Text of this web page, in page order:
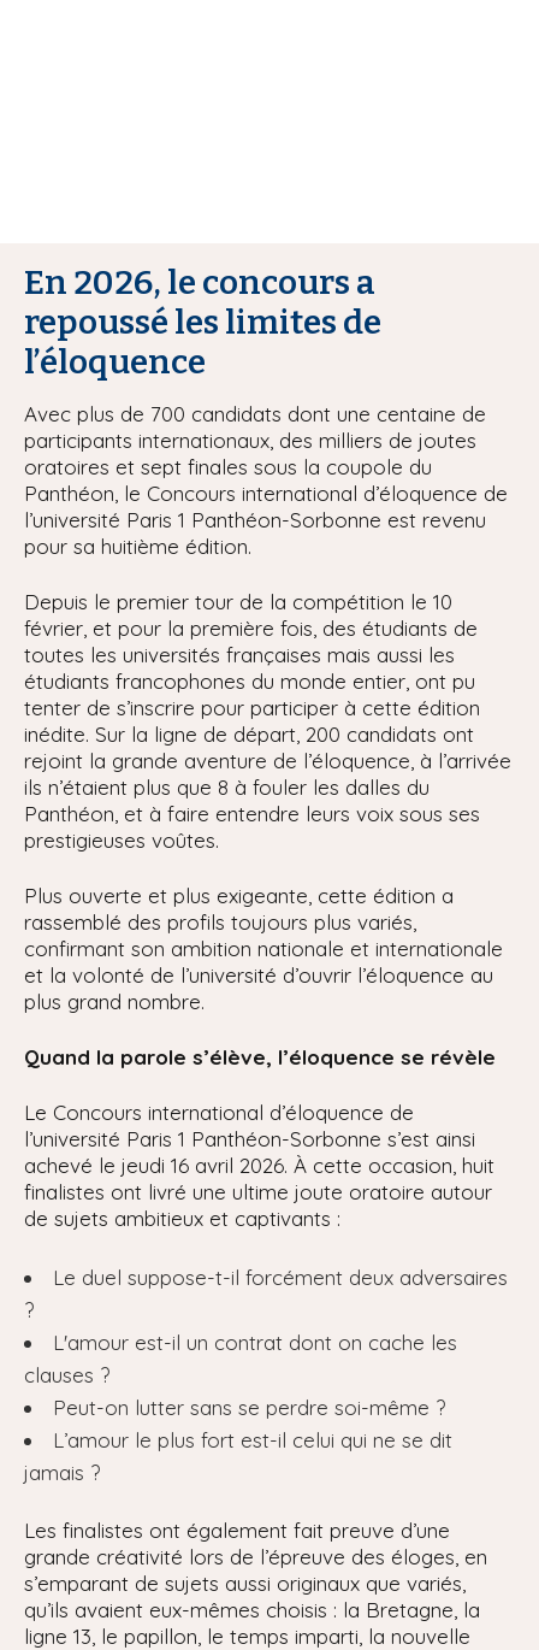
En 2026, le concours a
repoussé les limites de
l’éloquence
Avec plus de 700 candidats dont une centaine de
participants internationaux, des milliers de joutes
oratoires et sept finales sous la coupole du
Panthéon, le Concours international d’éloquence de
l’université Paris 1 Panthéon-Sorbonne est revenu
pour sa huitième édition.
Depuis le premier tour de la compétition le 10
février, et pour la première fois, des étudiants de
toutes les universités françaises mais aussi les
étudiants francophones du monde entier, ont pu
tenter de s’inscrire pour participer à cette édition
inédite. Sur la ligne de départ, 200 candidats ont
rejoint la grande aventure de l’éloquence, à l’arrivée
ils n’étaient plus que 8 à fouler les dalles du
Panthéon, et à faire entendre leurs voix sous ses
prestigieuses voûtes.
Plus ouverte et plus exigeante, cette édition a
rassemblé des profils toujours plus variés,
confirmant son ambition nationale et internationale
et la volonté de l’université d’ouvrir l’éloquence au
plus grand nombre.
Quand la parole s’élève, l’éloquence se révèle
Le Concours international d’éloquence de
l’université Paris 1 Panthéon-Sorbonne s’est ainsi
achevé le jeudi 16 avril 2026. À cette occasion, huit
finalistes ont livré une ultime joute oratoire autour
de sujets ambitieux et captivants :
Le duel suppose-t-il forcément deux adversaires
?
L'amour est-il un contrat dont on cache les
clauses ?
Peut-on lutter sans se perdre soi-même ?
L’amour le plus fort est-il celui qui ne se dit
jamais ?
Les finalistes ont également fait preuve d’une
grande créativité lors de l’épreuve des éloges, en
s’emparant de sujets aussi originaux que variés,
qu’ils avaient eux-mêmes choisis : la Bretagne, la
ligne 13, le papillon, le temps imparti, la nouvelle